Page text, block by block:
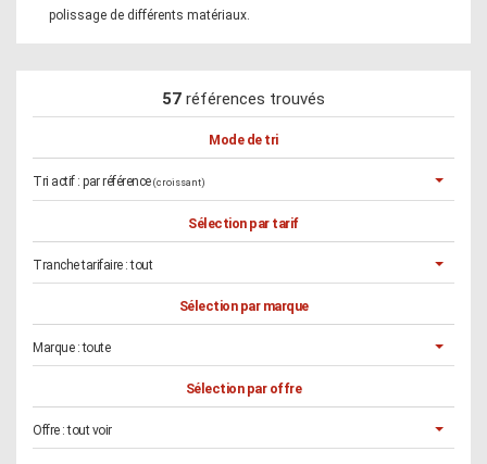
polissage de différents matériaux.
57 références trouvés
Mode de tri
Tri actif : par référence (croissant)
Sélection par tarif
Tranche tarifaire :tout
Sélection par marque
Marque :toute
Sélection par offre
Offre :tout voir